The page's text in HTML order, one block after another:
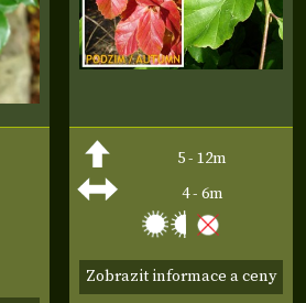
5 - 12m
4 - 6m
Zobrazit informace a ceny